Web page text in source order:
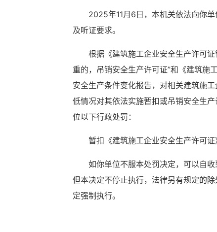
2025年11月 6 日，本机关依法向你
及听证要求。
根据 《建筑施工企业安全生产许可
重的，吊销安全生产许可证”和 《建筑施
安全生产条件变化报告，对相关建筑施
低情况对其依法实施暂扣或吊销安全生
位以下行政处罚：
暂扣《建筑施工企业安全生产许可证
如你单位不服本处罚决定，可以自收
但本决定不停止执行，法律另有规定的
定强制执行。